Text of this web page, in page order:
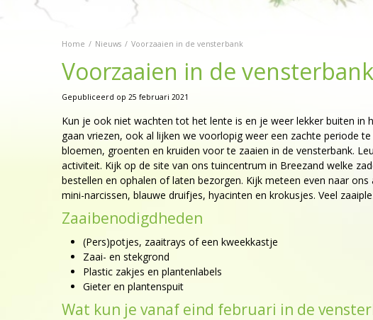
Home Nieuws Voorzaaien in de vensterbank
Voorzaaien in de vensterbank
Gepubliceerd op 25 februari 2021
Kun je ook niet wachten tot het lente is en je weer lekker buiten
gaan vriezen, ook al lijken we voorlopig weer een zachte periode
bloemen, groenten en kruiden voor te zaaien in de vensterbank.
activiteit. Kijk op de site van ons tuincentrum in Breezand welke
bestellen en ophalen of laten bezorgen. Kijk meteen even naar
mini-narcissen, blauwe druifjes, hyacinten en krokusjes. Veel
Zaaibenodigdheden
(Pers)potjes, zaaitrays of een kweekkastje
Zaai- en stekgrond
Plastic zakjes en plantenlabels
Gieter en plantenspuit
Wat kun je vanaf eind februari in de